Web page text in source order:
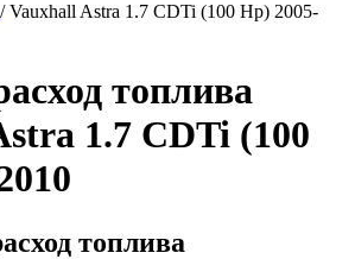
/ Vauxhall Astra 1.7 CDTi (100 Hp) 2005-
топлива
1.7 CDTi (100
топлива